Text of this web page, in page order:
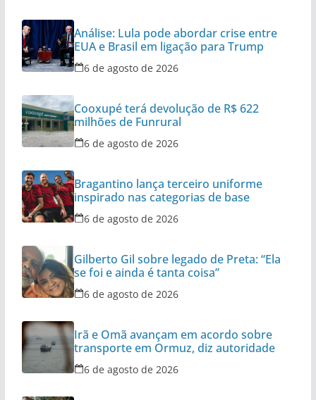
Análise: Lula pode abordar crise entre
EUA e Brasil em ligação para Trump
6 de agosto de 2026
Cooxupé terá devolução de R$ 622
milhões de Funrural
6 de agosto de 2026
Bragantino lança terceiro uniforme
inspirado nas categorias de base
6 de agosto de 2026
Gilberto Gil sobre legado de Preta: “Ela
se foi e ainda é tanta coisa”
6 de agosto de 2026
Irã e Omã avançam em acordo sobre
transporte em Ormuz, diz autoridade
6 de agosto de 2026